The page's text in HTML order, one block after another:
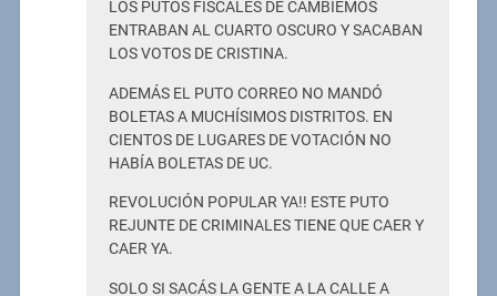
LOS PUTOS FISCALES DE CAMBIEMOS
ENTRABAN AL CUARTO OSCURO Y SACABAN
LOS VOTOS DE CRISTINA.
ADEMÁS EL PUTO CORREO NO MANDÓ
BOLETAS A MUCHÍSIMOS DISTRITOS. EN
CIENTOS DE LUGARES DE VOTACIÓN NO
HABÍA BOLETAS DE UC.
REVOLUCIÓN POPULAR YA!! ESTE PUTO
REJUNTE DE CRIMINALES TIENE QUE CAER Y
CAER YA.
SOLO SI SACÁS LA GENTE A LA CALLE A